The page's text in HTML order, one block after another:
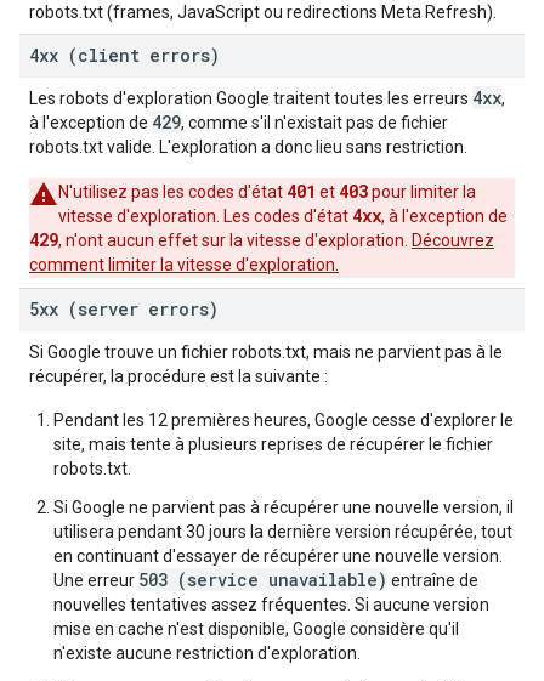
robots.txt (frames, JavaScript ou redirections Meta Refresh).
4xx (client errors)
Les robots d'exploration Google traitent toutes les erreurs 4xx,
à l'exception de 429, comme s'il n'existait pas de fichier
robots.txt valide. L'exploration a donc lieu sans restriction.
N'utilisez pas les codes d'état 401 et 403pour limiter la
vitesse d'exploration. Les codes d'état 4xx, à l'exception de
429, n'ont aucun effet sur la vitesse d'exploration. Découvrez
comment limiter la vitesse d'exploration.
5xx (server errors)
Si Google trouve un fichier robots.txt, mais ne parvient pas à le
récupérer, la procédure est la suivante :
Pendant les 12 premières heures, Google cesse d'explorer le
site, mais tente à plusieurs reprises de récupérer le fichier
robots.txt.
Si Google ne parvient pas à récupérer une nouvelle version, il
utilisera pendant 30 jours la dernière version récupérée, tout
en continuant d'essayer de récupérer une nouvelle version.
Une erreur 503 (service unavailable) entraîne de
nouvelles tentatives assez fréquentes. Si aucune version
mise en cache n'est disponible, Google considère qu'il
n'existe aucune restriction d'exploration.